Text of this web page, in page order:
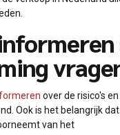
over de risico's en
Ook is het belangrijk
van het